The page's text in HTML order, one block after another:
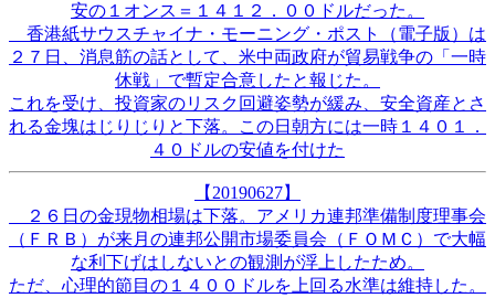
安の１オンス＝１４１２．００ドルだった。
香港紙サウスチャイナ・モーニング・ポスト（電子版）は
２７日、消息筋の話として、米中両政府が貿易戦争の「一時
休戦」で暫定合意したと報じた。
これを受け、投資家のリスク回避姿勢が緩み、安全資産とさ
れる金塊はじりじりと下落。この日朝方には一時１４０１．
４０ドルの安値を付けた
【20190627】
２６日の金現物相場は下落。アメリカ連邦準備制度理事会
（ＦＲＢ）が来月の連邦公開市場委員会（ＦＯＭＣ）で大幅
な利下げはしないとの観測が浮上したため。
ただ、心理的節目の１４００ドルを上回る水準は維持した。